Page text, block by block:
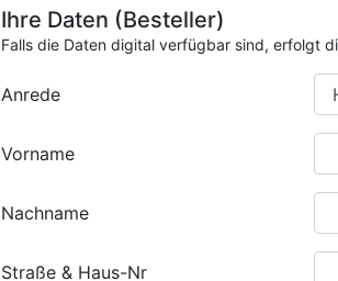
Ihre Daten (Besteller)
Falls die Daten digital verfügbar sind, erfolgt
Anrede
Vorname
Nachname
Straße & Haus-Nr